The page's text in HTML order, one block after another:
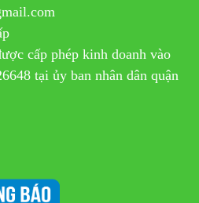
cấp phép kinh doanh vào
tại ủy ban nhân dân quận